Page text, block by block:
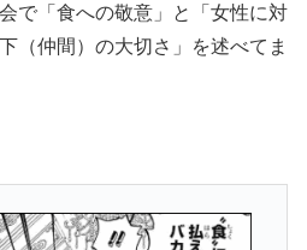
で「食への敬意」と「女性に対
（仲間）の大切さ」を述べてま